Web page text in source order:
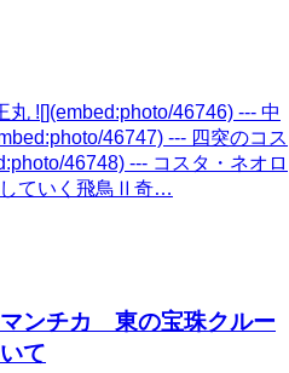
![](embed:photo/46746) --- 中
46747) --- 四突のコス
46748) --- コスタ・ネオロ
していく飛鳥Ⅱ奇…
ンチカ 東の宝珠クルー
て